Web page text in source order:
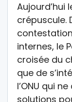
Aujourd’hui
crépuscule.
internes, le
croisée du
que de
l’ONU qui
solutions